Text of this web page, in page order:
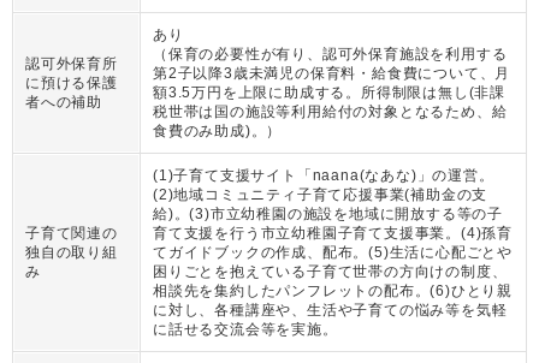
認可外保育所
に預ける保護
者への補助
あり
（ 保育の必要性が有り、認可外保育施設を利用する
第2子以降3歳未満児の保育料・給食費について、月
額3.5万円を上限に助成する。所得制限は無し(非課
税世帯は国の施設等利用給付の対象となるため、給
食費のみ助成)。
）
子育て関連の
独自の取り組
み
(1)子育て支援サイト「naana(なあな)」の運営。
(2)地域コミュニティ子育て応援事業(補助金の支
給)。(3)市立幼稚園の施設を地域に開放する等の子
育て支援を行う市立幼稚園子育て支援事業。(4)孫育
てガイドブックの作成、配布。(5)生活に心配ごとや
困りごとを抱えている子育て世帯の方向けの制度、
相談先を集約したパンフレットの配布。(6)ひとり親
に対し、各種講座や、生活や子育ての悩み等を気軽
に話せる交流会等を実施。